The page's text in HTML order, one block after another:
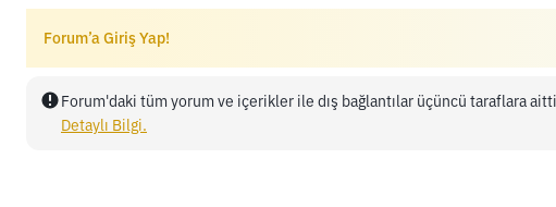
Forum’a Giriş Yap!
Forum'daki tüm yorum ve içerikler ile dış bağlantılar üçüncü taraflara
Detaylı Bilgi.